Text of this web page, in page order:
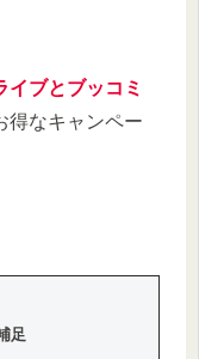
イブとブッコミ
得なキャンペー
足